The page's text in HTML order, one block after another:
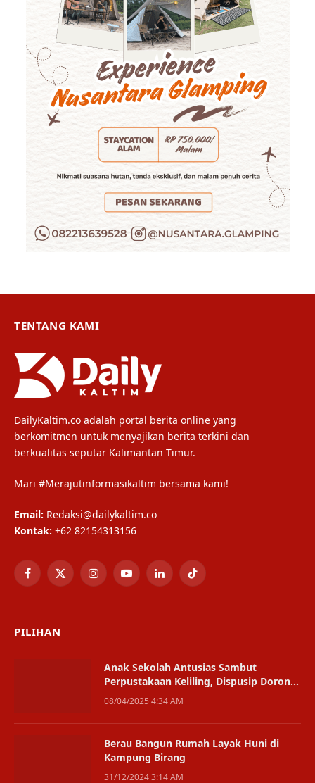
TENTANG KAMI
DailyKaltim.co adalah portal berita online yang
berkomitmen untuk menyajikan berita terkini dan
berkualitas seputar Kalimantan Timur.
Mari #Merajutinformasikaltim bersama kami!
Email: Redaksi@dailykaltim.co
Kontak: +62 82154313156
Facebook
X
InstagramYouTubeLinkedInTikTok
PILIHAN
Anak Sekolah Antusias Sambut
Perpustakaan Keliling, Dispusip Dorong
Akses Merata
08/04/2025 4:34 AM
Berau Bangun Rumah Layak Huni di
Kampung Birang
31/12/2024 3:14 AM